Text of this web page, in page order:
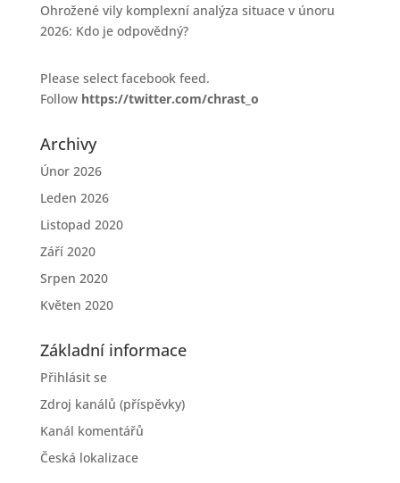
Ohrožené vily komplexní analýza situace v únoru
2026: Kdo je odpovědný?
Please select facebook feed.
Follow https://twitter.com/chrast_o
Archivy
Únor 2026
Leden 2026
Listopad 2020
Září 2020
Srpen 2020
Květen 2020
Základní informace
Přihlásit se
Zdroj kanálů (příspěvky)
Kanál komentářů
Česká lokalizace